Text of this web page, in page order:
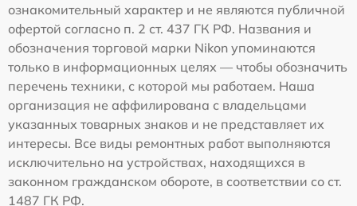
ознакомительный характер и не являются публичной
офертой согласно п. 2 ст. 437 ГК РФ. Названия и
обозначения торговой марки Nikon упоминаются
только в информационных целях — чтобы обозначить
перечень техники, с которой мы работаем. Наша
организация не аффилирована с владельцами
указанных товарных знаков и не представляет их
интересы. Все виды ремонтных работ выполняются
исключительно на устройствах, находящихся в
законном гражданском обороте, в соответствии со ст.
1487 ГК РФ.